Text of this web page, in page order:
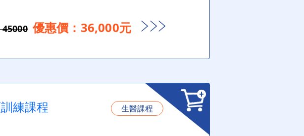
優惠價：36,000元
練課程
生醫課程